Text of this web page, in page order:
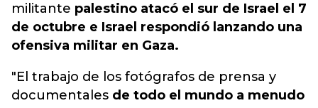
militante palestino atacó el sur de Israel el 7
de octubre e Israel respondió lanzando una
ofensiva militar en Gaza.
"El trabajo de los fotógrafos de prensa y
documentales de todo el mundo a menudo